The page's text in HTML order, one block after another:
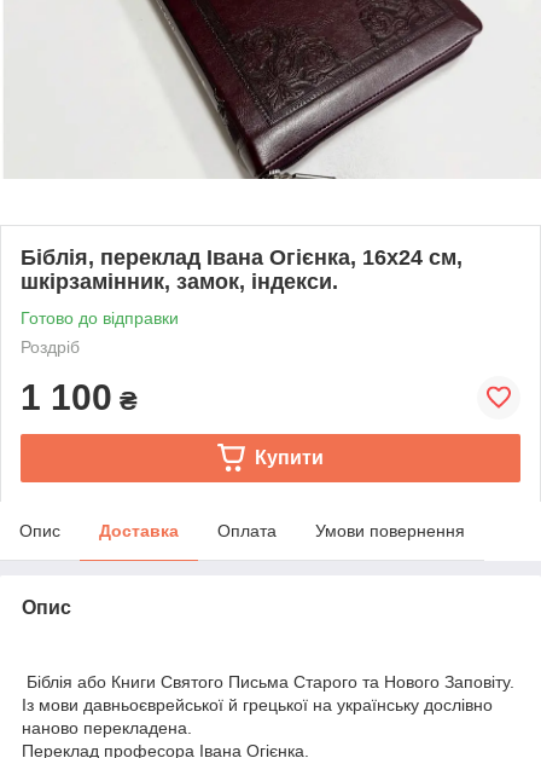
Біблія, переклад Івана Огієнка, 16х24 см,
шкірзамінник, замок, індекси.
Готово до відправки
Роздріб
1 100 ₴
Купити
Опис Доставка Оплата Умови повернення
Опис
Біблія або Книги Святого Письма Старого та Нового Заповіту.
Із мови давньоєврейської й грецької на українську дослівно
наново перекладена.
Переклад професора Івана Огієнка.